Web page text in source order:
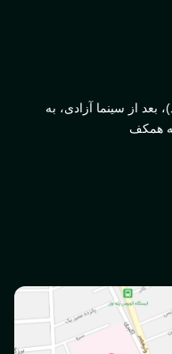
از سینما آزادی، به